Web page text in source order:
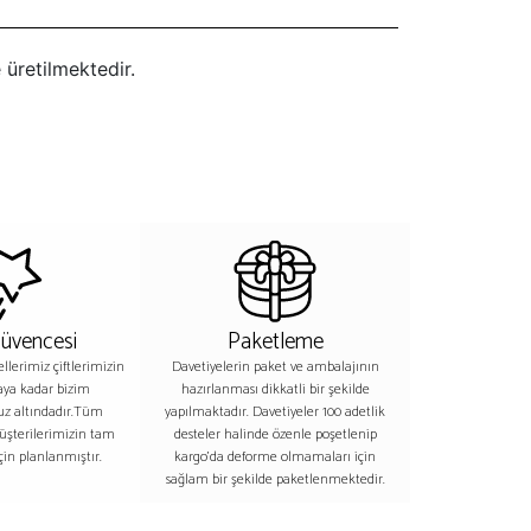
üretilmektedir.
çiftlerimizin
kadar bizim
altındadır.Tüm
tam
planlanmıştır.
Paketleme
Davetiyelerin paket ve ambalajının
hazırlanması dikkatli bir şekilde
yapılmaktadır. Davetiyeler 100 adetlik
desteler halinde özenle poşetlenip
kargo’da deforme olmamaları için
sağlam bir şekilde paketlenmektedir.